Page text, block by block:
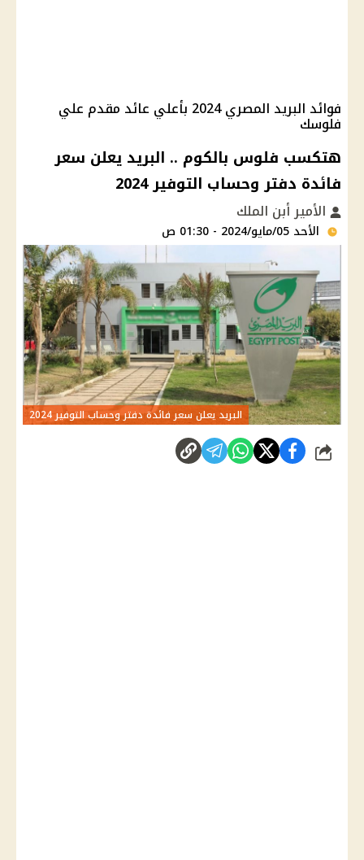
فوائد البريد المصري 2024 بأعلي عائد مقدم علي
فلوسك
هتكسب فلوس بالكوم .. البريد يعلن سعر
فائدة دفتر وحساب التوفير 2024
الأمير أبن الملك
الأحد 05/مايو/2024 - 01:30 ص
البريد يعلن سعر فائدة دفتر وحساب التوفير 2024
شارك